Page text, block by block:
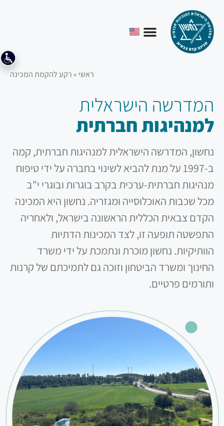
ראשי »רקע להקמת המכינה
המדרשה הישראלית
למנהיגות חברתית
נחשון, המדרשה הישראלית למנהיגות חברתית, קמה
ב-1997 על מנת להביא לשינוי בחברה על ידי טיפוח
מנהיגות חברתית-ערכית בקרב בוגרות ובוגרי י"ב
מכל שכבות האוכלוסייה ומגזריה. נחשון היא המכינה
הקדם צבאית הכללית הראשונה בישראל, ולאחריה
התפשטה תופעה זו, לצד המכינות הדתיות
הוותיקיות. נחשון מוכרת ונתמכת על ידי משרד
החינוך ומשרד הביטחון וזוכה גם לתמיכתם של קרנות
ותורמים פרטיים.